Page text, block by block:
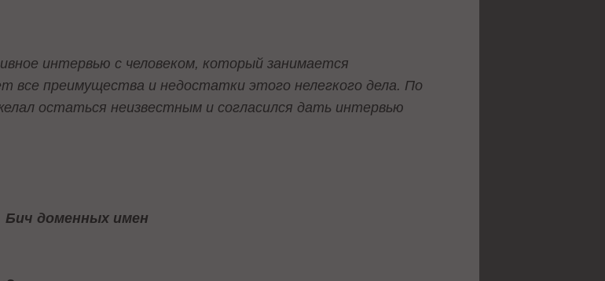
интервью с человеком, который занимается
все преимущества и недостатки этого нелегкого дела. По
остаться неизвестным и согласился дать интервью
Бич доменных имен